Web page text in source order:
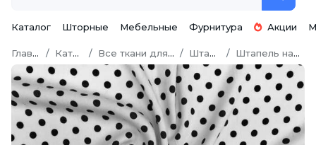
Каталог Шторные Мебельные Фурнитура Акции
Главная Каталог Все ткани для шитья Штапель Штапель набивной